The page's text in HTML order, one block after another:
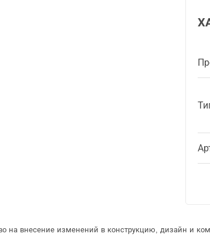
на внесение изменений в конструкцию, дизайн и